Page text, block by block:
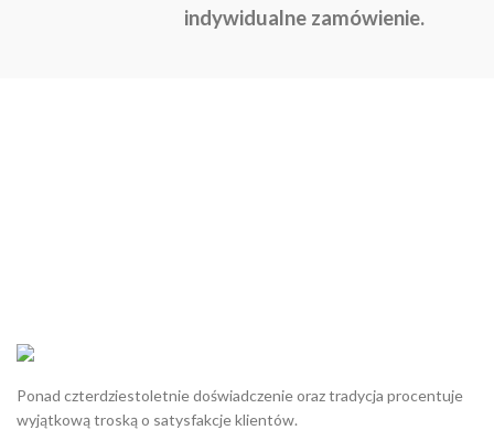
indywidualne zamówienie.
Ponad czterdziestoletnie doświadczenie oraz tradycja procentuje
wyjątkową troską o satysfakcje klientów.